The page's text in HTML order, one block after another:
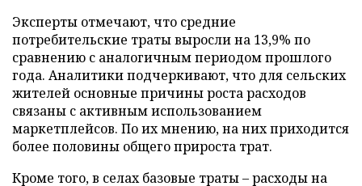
Эксперты отмечают, что средние
потребительские траты выросли на 13,9% по
сравнению с аналогичным периодом прошлого
года. Аналитики подчеркивают, что для сельских
жителей основные причины роста расходов
связаны с активным использованием
маркетплейсов. По их мнению, на них приходится
более половины общего прироста трат.
Кроме того, в селах базовые траты – расходы на